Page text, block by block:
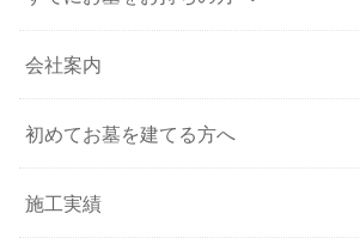
会社案内
初めてお墓を建てる方へ
施工実績